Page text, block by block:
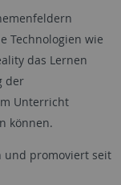
Technologien wie
das Lernen
der
Unterricht
können.
und promoviert seit